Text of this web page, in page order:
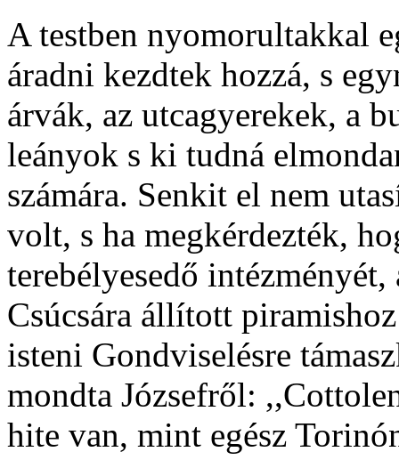
A testben nyomorultakkal
áradni kezdtek hozzá, s
árvák, az utcagyerekek, a
leányok s ki tudná
számára. Senkit el nem
volt, s ha megkérdezték,
terebélyesedő
Csúcsára állított
isteni Gondviselésre
mondta Józsefről:
hite van, mint egész